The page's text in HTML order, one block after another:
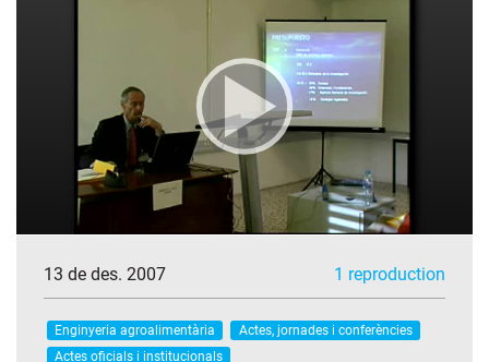
13 de des. 2007 1 reproduction
Enginyeria agroalimentària
Actes, jornades i conferències
Actes oficials i institucionals